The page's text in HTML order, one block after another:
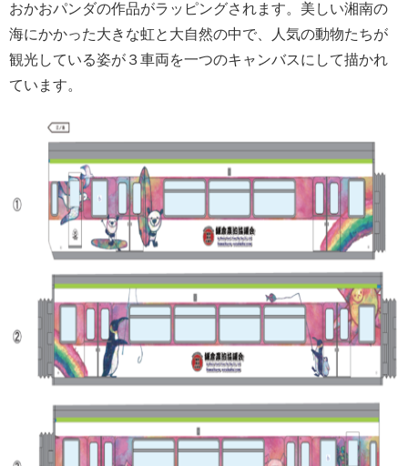
おかおパンダの作品がラッピングされます。美しい湘南の
海にかかった大きな虹と大自然の中で、人気の動物たちが
観光している姿が３車両を一つのキャンバスにして描かれ
ています。